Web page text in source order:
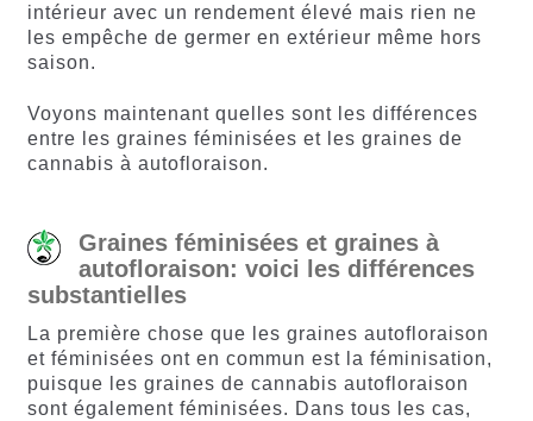
intérieur avec un rendement élevé mais rien ne
les empêche de germer en extérieur même hors
saison.
Voyons maintenant quelles sont les différences
entre les graines féminisées et les graines de
cannabis à autofloraison.
Graines féminisées et graines à
autofloraison: voici les différences
substantielles
La première chose que les graines autofloraison
et féminisées ont en commun est la féminisation,
puisque les graines de cannabis autofloraison
sont également féminisées. Dans tous les cas,